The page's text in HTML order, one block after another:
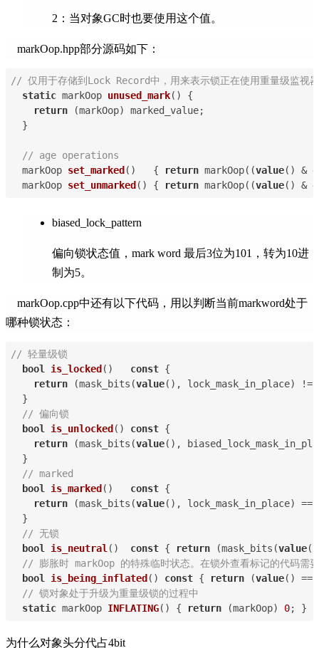
2：当对象GC时也要使用这个值。
markOop.hpp部分源码如下：
// 仅用于存储到Lock Record中，用来表示锁正在使用重量级监视
static markOop unused_mark( ) {
return (markOop) marked_value;
  }
// age operations
markOop set_marked ( ) { return markOop((value() &
markOop set_unmarked ( ) { return markOop((value() &
biased_lock_pattern
偏向锁状态值，mark word 最后3位为101，转为10进
制为5。
markOop.cpp中还有以下代码，用以判断当前markword处于
哪种锁状态：
// 轻量级锁
bool
is_locked ( ) const {
return (mask_bits(value(), lock_mask_in_place) !=
  }
// 偏向锁
bool
is_unlocked ( ) const {
return (mask_bits(value(),
  }
// marked
bool
is_marked ( ) const {
return (mask_bits(value(), lock_mask_in_place) ==
  }
// 无锁
bool
is_neutral ( ) const { return (mask_bits(value
// 膨胀时 markOop 的特殊临时状态。在锁外查看标记的代码需
bool
is_being_inflated ( ) const { return (value() ==
// 锁对象处于升级为重量级锁的过程中
static markOop INFLATING( ) { return (markOop) 0; }
为什么对象头分代占4bit